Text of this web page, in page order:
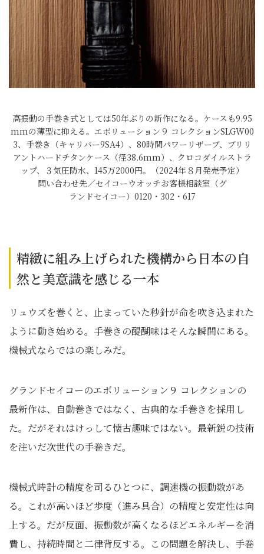
高振動の手巻き式としては50年ぶりの新作になる。ケースも9.95
mmの薄型に抑える。エボリューション９ コレクションSLGW00
3、手巻き（キャリバー9SA4）、80時間パワーリザーブ、ブリリ
アントハードチタンケース（径38.6mm）、クロコダイルストラ
ップ、３気圧防水、145万2000円。（2024年８月発売予定）
問い合わせ先／セイコーウオッチお客様相談室（グ
ランドセイコー）0120・302・617
精緻に組み上げられた機構から日本の自
然と美意識を感じる一本
リュウズを巻くと、止まっていた秒針が命を吹き込まれた
ように動き始める。手巻きの醍醐味はそんな瞬間にある。
機械式ならではの楽しみだ。
グランドセイコーのエボリューション９ コレクションの
最新作は、自動巻きではなく、古典的な手巻きを採用し
た。だがそれはけっして懐古趣味ではない。最新鋭の技術
を注いだ次世代の手巻きだ。
機械式時計の精度を司るひとつに、調速機の振動数があ
る。これが高いほど歩度（進み具合）の精度と安定性は向
上する。だが反面、振動数が高くなるほどエネルギーを消
費し、持続時間と二律背反する。この問題を解決し、手巻